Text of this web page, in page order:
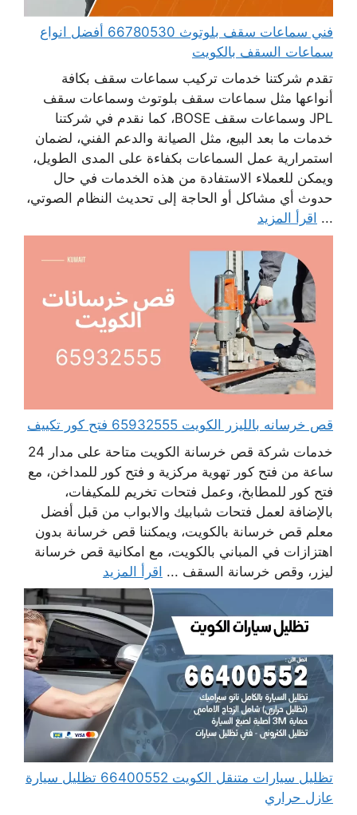
فني سماعات سقف بلوتوث 66780530 أفضل انواع
سماعات السقف بالكويت
تقدم شركتنا خدمات تركيب سماعات سقف بكافة
أنواعها مثل سماعات سقف بلوتوث وسماعات سقف
JPL وسماعات سقف BOSE، كما نقدم في شركتنا
خدمات ما بعد البيع، مثل الصيانة والدعم الفني، لضمان
استمرارية عمل السماعات بكفاءة على المدى الطويل،
ويمكن للعملاء الاستفادة من هذه الخدمات في حال
حدوث أي مشاكل أو الحاجة إلى تحديث النظام الصوتي،
... اقرأ المزيد
قص خرسانه بالليزر الكويت 65932555 فتح كور تكييف
خدمات شركة قص خرسانة الكويت متاحة على مدار 24
ساعة من فتح كور تهوية مركزية و فتح كور للمداخن، مع
فتح كور للمطابخ، وعمل فتحات تخريم للمكيفات،
بالإضافة لعمل فتحات شبابيك والابواب من قبل أفضل
معلم قص خرسانة بالكويت، ويمكننا قص خرسانة بدون
اهتزازات في المباني بالكويت، مع امكانية قص خرسانة
ليزر، وقص خرسانة السقف ... اقرأ المزيد
تظليل سيارات متنقل الكويت 66400552 تظليل سيارة
عازل حراري